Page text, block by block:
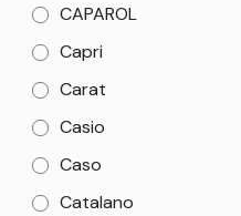
CAPAROL
Capri
Carat
Casio
Caso
Catalano